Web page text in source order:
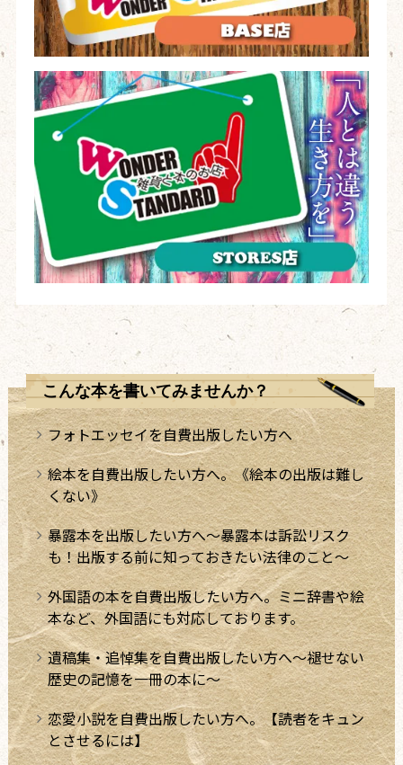
こんな本を書いてみませんか？
フォトエッセイを自費出版したい方へ
絵本を自費出版したい方へ。《絵本の出版は難し
くない》
暴露本を出版したい方へ～暴露本は訴訟リスク
も！出版する前に知っておきたい法律のこと～
外国語の本を自費出版したい方へ。ミニ辞書や絵
本など、外国語にも対応しております。
遺稿集・追悼集を自費出版したい方へ～褪せない
歴史の記憶を一冊の本に～
恋愛小説を自費出版したい方へ。【読者をキュン
とさせるには】